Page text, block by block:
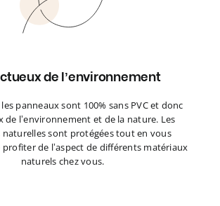
de l’environnement
panneaux sont 100% sans PVC et donc
de l’environnement et de la nature. Les
naturelles sont protégées tout en vous
de l’aspect de différents matériaux
naturels chez vous.